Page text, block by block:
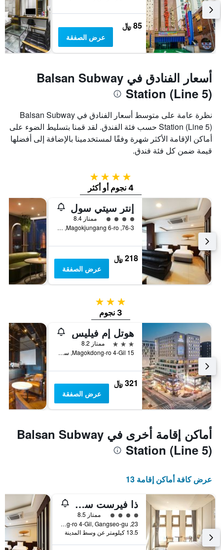
85 ﷼
عرض الصفقة
أسعار الفنادق في Balsan Subway
Station (Line 5)
نظرة عامة على متوسط أسعار الفنادق في Balsan Subway
Station (Line 5) حسب فئة الفندق. لقد قمنا بتسليط الضوء على
أماكن الإقامة الأكثر شهرة وفقًا لمستخدمينا بالإضافة إلى أفضلها
قيمة ضمن كل فئة فندق.
4 نجوم
4 نجوم أو أكثر
إنتر سيتي سول
تقييم فئة 4
ممتاز 8.4
76-3, Magokjungang 6-ro, سيول, كوريا الجنوبية
218 ﷼
عرض الصفقة
3 نجوم
3 نجوم
هوتل إم فيليس
3 نجوم
ممتاز 8.2
15 Magokdong-ro 4-Gil, سيول, كوريا الجنوبية
321 ﷼
عرض الصفقة
أماكن إقامة أخرى في Balsan Subway
Station (Line 5)
عرض كافة أماكن إقامة 13
ذا فيرست ستاي هوتل
تقييم فئة 4
ممتاز 8.5
23, Magokdong-ro 4-Gil, Gangseo-gu, سيول, كوريا الجنوبية
13.5 كيلومتر عن وسط المدينة